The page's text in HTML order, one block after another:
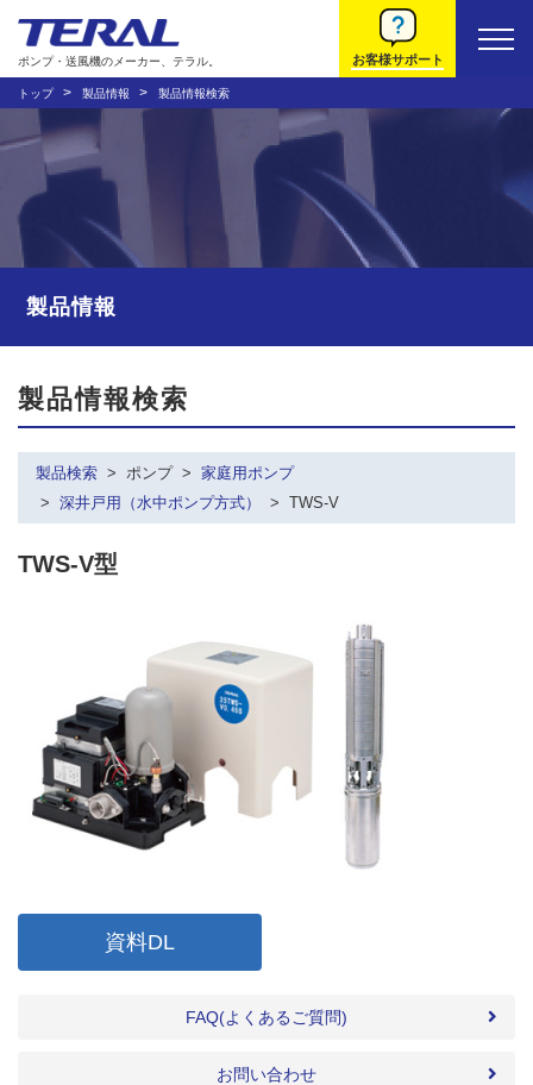
ポンプ・送風機のメーカー、テラル。 お客様サポート
トップ 製品情報 製品情報検索
製品情報
製品情報検索
製品検索 ポンプ
家庭用ポンプ
深井戸用（水中ポンプ方式）
TWS-V
TWS-V型
資料DL
FAQ(よくあるご質問)
お問い合わせ